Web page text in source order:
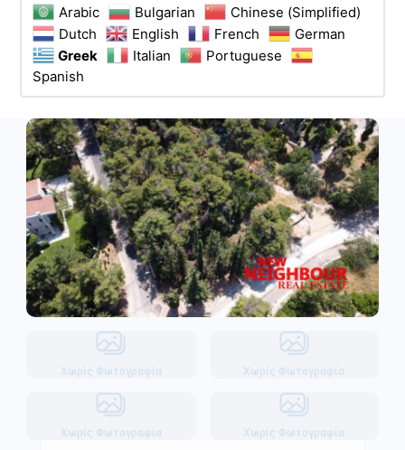
Arabic Bulgarian
Chinese (Simplified)
Dutch
English French
German
Greek
Italian
Portuguese
Spanish
Χωρίς Φωτογραφία Χωρίς Φωτογραφία
Χωρίς Φωτογραφία Χωρίς Φωτογραφία